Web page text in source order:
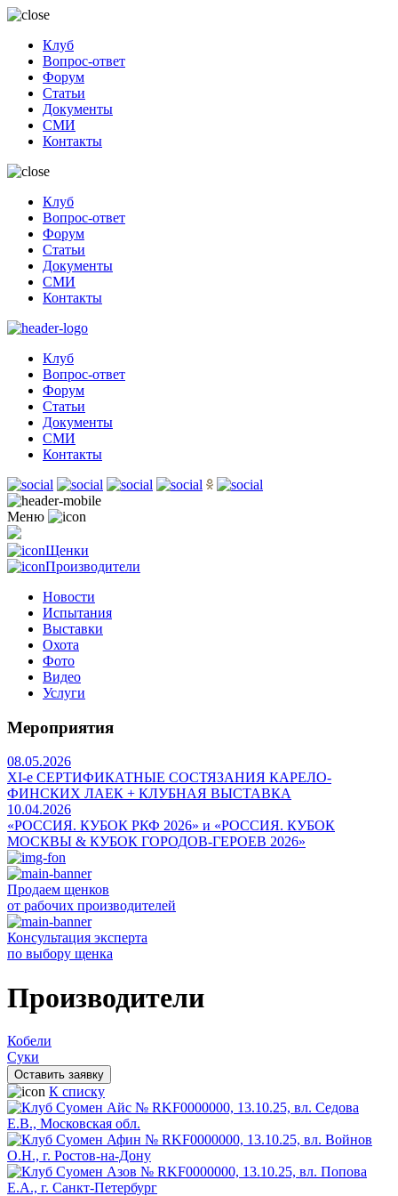
Клуб
Вопрос-ответ
Форум
Статьи
Документы
СМИ
Контакты
Клуб
Вопрос-ответ
Форум
Статьи
Документы
СМИ
Контакты
Клуб
Вопрос-ответ
Форум
Статьи
Документы
СМИ
Контакты
Меню
Щенки
Производители
Новости
Испытания
Выставки
Охота
Фото
Видео
Услуги
Мероприятия
08.05.2026
ХI-е СЕРТИФИКАТНЫЕ СОСТЯЗАНИЯ КАРЕЛО-
ФИНСКИХ ЛАЕК + КЛУБНАЯ ВЫСТАВКА
10.04.2026
«РОССИЯ. КУБОК РКФ 2026» и «РОССИЯ. КУБОК
МОСКВЫ & КУБОК ГОРОДОВ-ГЕРОЕВ 2026»
Продаем щенков
от рабочих производителей
Консультация эксперта
по выбору щенка
Производители
Кобели
Суки
Оставить заявку
К списку